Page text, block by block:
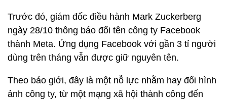
Trước đó, giám đốc điều hành Mark Zuckerberg
ngày 28/10 thông báo đổi tên công ty Facebook
thành Meta. Ứng dụng Facebook với gần 3 tỉ người
dùng trên tháng vẫn được giữ nguyên tên.
Theo báo giới, đây là một nỗ lực nhằm hay đổi hình
ảnh công ty, từ một mạng xã hội thành công đến